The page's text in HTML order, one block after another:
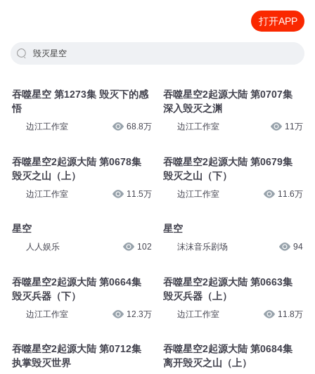
打开APP
毁灭星空
吞噬星空 第1273集 毁灭下的感
悟
边江工作室 68.8万
吞噬星空2起源大陆 第0678集
毁灭之山（上）
边江工作室 11.5万
星空
人人娱乐 102
吞噬星空2起源大陆 第0664集
毁灭兵器（下）
边江工作室 12.3万
吞噬星空2起源大陆 第0712集
执掌毁灭世界
吞噬星空2起源大陆 第0707集
深入毁灭之渊
边江工作室 11万
吞噬星空2起源大陆 第0679集
毁灭之山（下）
边江工作室 11.6万
星空
沫沫音乐剧场 94
吞噬星空2起源大陆 第0663集
毁灭兵器（上）
边江工作室 11.8万
吞噬星空2起源大陆 第0684集
离开毁灭之山（上）